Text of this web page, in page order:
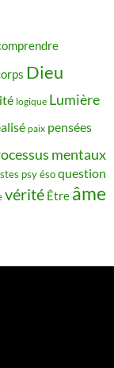
Dieu
logique Lumière
paix pensées
mentaux
psy ésoquestion
vérité Être âme